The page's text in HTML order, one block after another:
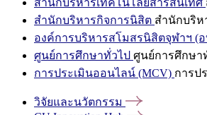
สำนักบริหารกิจการนิสิต สำนักบริห
องค์การบริหารสโมสรนิสิตจุฬาฯ (อ
ศูนย์การศึกษาทั่วไป ศูนย์การศึกษา
การประเมินออนไลน์ (MCV) การป
วิจัยและนวัตกรรม